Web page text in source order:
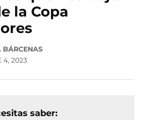
la Copa
BÁRCENAS
4, 2023
saber: